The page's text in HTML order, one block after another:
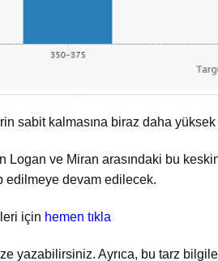
sabit kalmasına biraz daha
Logan ve Miran arasındaki bu
edilmeye devam edilecek.
için hemen tıkla
yazabilirsiniz. Ayrıca, bu tarz